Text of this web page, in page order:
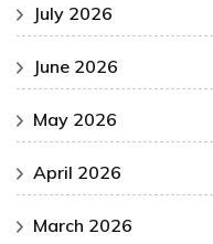
July 2026
June 2026
May 2026
April 2026
March 2026